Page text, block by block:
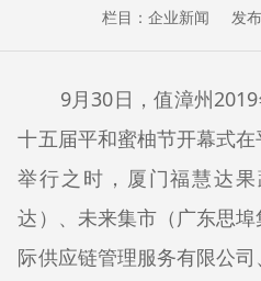
栏目：企业新闻 发
9月30日，值漳州
十五届平和蜜柚节开幕式
举行之时，厦门福慧达
达）、未来集市（广东思
际供应链管理服务有限公